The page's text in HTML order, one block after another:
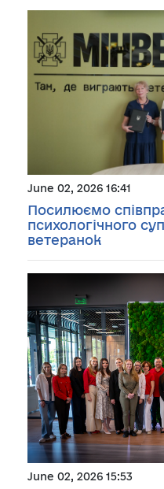
June 02, 2026 16:41
Посилюємо
психологічного
ветеранок
June 02, 2026 15:53